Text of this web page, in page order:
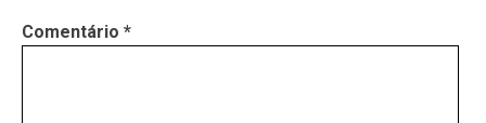
Comentário *